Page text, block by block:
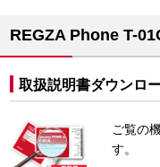
REGZA Phone T-
取扱説明書ダウンロ
ご覧の
す。